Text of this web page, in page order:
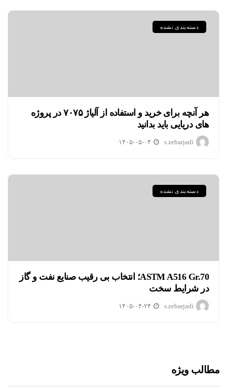
دسته‌بندی نشده
هر آنچه برای خرید و استفاده از آلیاژ ۷۰۷۵ در پروژه
های دریایی باید بدانید
s.zebarjadi ۱۴۰۵-۰۵-۰۴
دسته‌بندی نشده
ASTM A516 Gr.70؛ انتخاب بی رقیب صنایع نفت و گاز
در شرایط سخت
s.zebarjadi ۱۴۰۵-۰۴-۲۴
مطالب ویژه